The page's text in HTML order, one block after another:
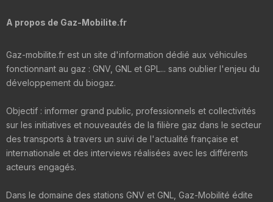
A propos de Gaz-Mobilite.fr
Gaz-mobilite.fr est un site d'information dédié aux véhicules
fonctionnant au gaz : GNV, GNL et GPL... sans oublier l'enjeu du
développement du biogaz.
Objectif : informer grand public, professionnels et collectivités
sur les initiatives et nouveautés de la filière gaz dans le secteur
des transports à travers un suivi de l'actualité française et
internationale et des interviews réalisées avec les différents
acteurs engagés.
Dans le domaine des stations GNV et GNL, Gaz-Mobilité édite